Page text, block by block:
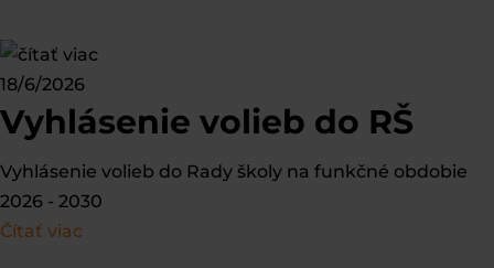
18/6/2026
Vyhlásenie volieb do RŠ
Vyhlásenie volieb do Rady školy na funkčné obdobie
2026 - 2030
Čítať viac